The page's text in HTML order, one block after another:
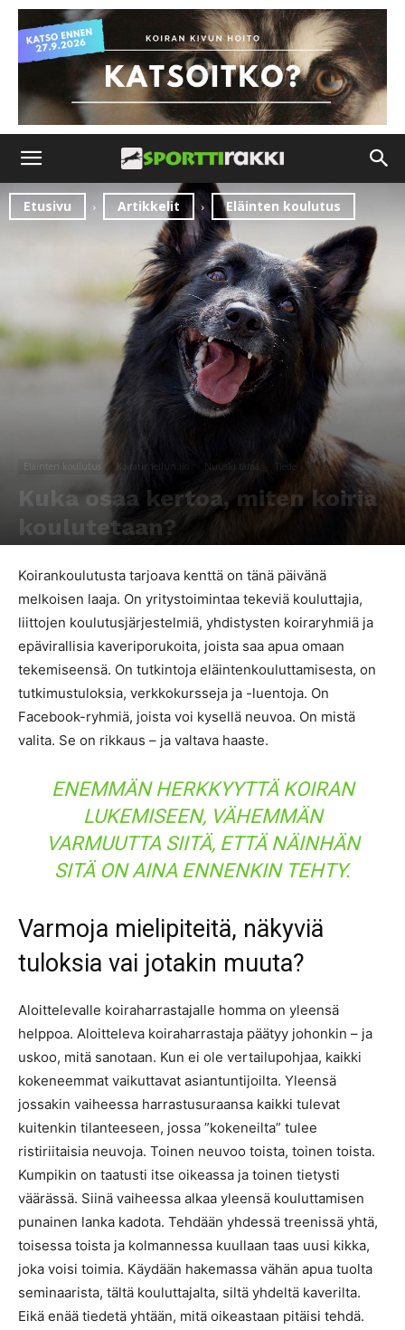
Etusivu Artikkelit Eläinten koulutus
Eläinten koulutus Koiraurheilun ilo Nuuski tämä Tiede
Kuka osaa kertoa, miten koiria
koulutetaan?
Koirankoulutusta tarjoava kenttä on tänä päivänä
melkoisen laaja. On yritystoimintaa tekeviä kouluttajia,
liittojen koulutusjärjestelmiä, yhdistysten koiraryhmiä ja
epävirallisia kaveriporukoita, joista saa apua omaan
tekemiseensä. On tutkintoja eläintenkouluttamisesta, on
tutkimustuloksia, verkkokursseja ja -luentoja. On
Facebook-ryhmiä, joista voi kysellä neuvoa. On mistä
valita. Se on rikkaus – ja valtava haaste.
ENEMMÄN HERKKYYTTÄ KOIRAN
LUKEMISEEN, VÄHEMMÄN
VARMUUTTA SIITÄ, ETTÄ NÄINHÄN
SITÄ ON AINA ENNENKIN TEHTY.
Varmoja mielipiteitä, näkyviä
tuloksia vai jotakin muuta?
Aloittelevalle koiraharrastajalle homma on yleensä
helppoa. Aloitteleva koiraharrastaja päätyy johonkin – ja
uskoo, mitä sanotaan. Kun ei ole vertailupohjaa, kaikki
kokeneemmat vaikuttavat asiantuntijoilta. Yleensä
jossakin vaiheessa harrastusuraansa kaikki tulevat
kuitenkin tilanteeseen, jossa ”kokeneilta” tulee
ristiriitaisia neuvoja. Toinen neuvoo toista, toinen toista.
Kumpikin on taatusti itse oikeassa ja toinen tietysti
väärässä. Siinä vaiheessa alkaa yleensä kouluttamisen
punainen lanka kadota. Tehdään yhdessä treenissä yhtä,
toisessa toista ja kolmannessa kuullaan taas uusi kikka,
joka voisi toimia. Käydään hakemassa vähän apua tuolta
seminaarista, tältä kouluttajalta, siltä yhdeltä kaverilta.
Eikä enää tiedetä yhtään, mitä oikeastaan pitäisi tehdä.